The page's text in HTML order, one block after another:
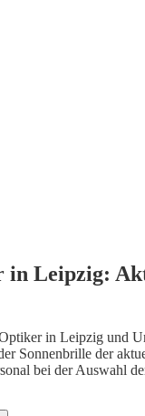
in Leipzig:
in Leipzig und
Sonnenbrille der
bei der Auswahl